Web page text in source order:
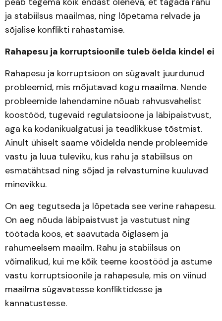
ja stabiilsus maailmas, ning lõpetama relvade ja
sõjalise konflikti rahastamise.
Rahapesu ja korruptsioonile tuleb öelda kindel ei
Rahapesu ja korruptsioon on sügavalt juurdunud
probleemid, mis mõjutavad kogu maailma. Nende
probleemide lahendamine nõuab rahvusvahelist
koostööd, tugevaid regulatsioone ja läbipaistvust,
aga ka kodanikualgatusi ja teadlikkuse tõstmist.
Ainult ühiselt saame võidelda nende probleemide
vastu ja luua tuleviku, kus rahu ja stabiilsus on
esmatähtsad ning sõjad ja relvastumine kuuluvad
minevikku.
On aeg tegutseda ja lõpetada see verine rahapesu.
On aeg nõuda läbipaistvust ja vastutust ning
töötada koos, et saavutada õiglasem ja
rahumeelsem maailm. Rahu ja stabiilsus on
võimalikud, kui me kõik teeme koostööd ja astume
vastu korruptsioonile ja rahapesule, mis on viinud
maailma sügavatesse konfliktidesse ja
kannatustesse.